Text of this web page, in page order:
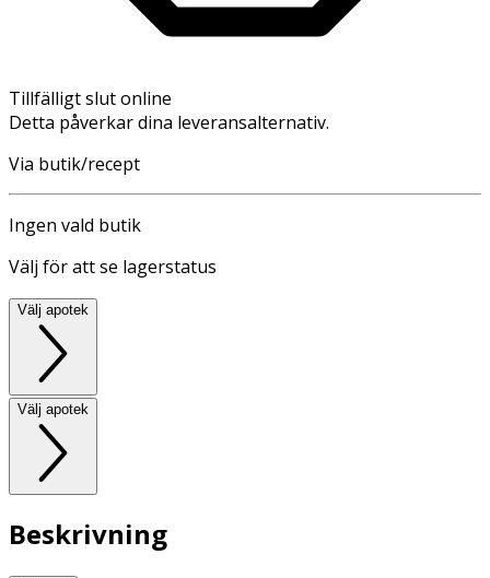
Tillfälligt slut online
Detta påverkar dina leveransalternativ.
Via butik/recept
Ingen vald butik
Välj för att se lagerstatus
Välj apotek
Välj apotek
Beskrivning